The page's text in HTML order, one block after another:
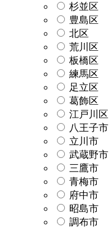
杉並区
豊島区
北区
荒川区
板橋区
練馬区
足立区
葛飾区
江戸川区
八王子市
立川市
武蔵野市
三鷹市
青梅市
府中市
昭島市
調布市